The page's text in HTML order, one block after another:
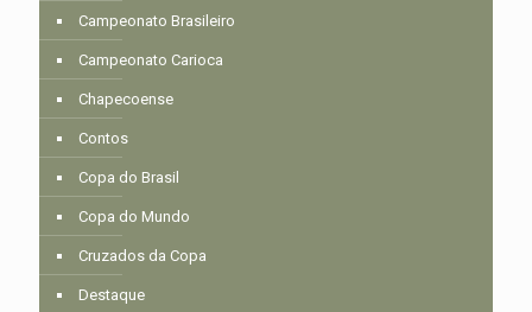
Campeonato Brasileiro
Campeonato Carioca
Chapecoense
Contos
Copa do Brasil
Copa do Mundo
Cruzados da Copa
Destaque